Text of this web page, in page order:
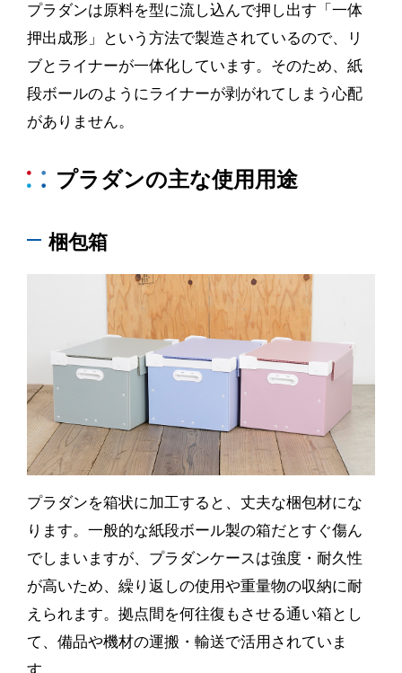
プラダンは原料を型に流し込んで押し出す「一体
押出成形」という方法で製造されているので、リ
ブとライナーが一体化しています。そのため、紙
段ボールのようにライナーが剥がれてしまう心配
がありません。
プラダンの主な使用用途
梱包箱
プラダンを箱状に加工すると、丈夫な梱包材にな
ります。一般的な紙段ボール製の箱だとすぐ傷ん
でしまいますが、プラダンケースは強度・耐久性
が高いため、繰り返しの使用や重量物の収納に耐
えられます。拠点間を何往復もさせる通い箱とし
て、備品や機材の運搬・輸送で活用されていま